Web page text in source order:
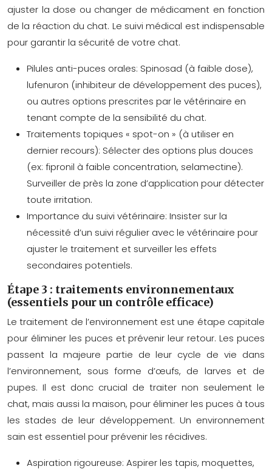
ajuster la dose ou changer de médicament en fonction
de la réaction du chat. Le suivi médical est indispensable
pour garantir la sécurité de votre chat.
Pilules anti-puces orales: Spinosad (à faible dose),
lufenuron (inhibiteur de développement des puces),
ou autres options prescrites par le vétérinaire en
tenant compte de la sensibilité du chat.
Traitements topiques « spot-on » (à utiliser en
dernier recours): Sélecter des options plus douces
(ex: fipronil à faible concentration, selamectine).
Surveiller de près la zone d’application pour détecter
toute irritation.
Importance du suivi vétérinaire: Insister sur la
nécessité d’un suivi régulier avec le vétérinaire pour
ajuster le traitement et surveiller les effets
secondaires potentiels.
Étape 3 : traitements environnementaux
(essentiels pour un contrôle efficace)
Le traitement de l’environnement est une étape capitale
pour éliminer les puces et prévenir leur retour. Les puces
passent la majeure partie de leur cycle de vie dans
l’environnement, sous forme d’œufs, de larves et de
pupes. Il est donc crucial de traiter non seulement le
chat, mais aussi la maison, pour éliminer les puces à tous
les stades de leur développement. Un environnement
sain est essentiel pour prévenir les récidives.
Aspiration rigoureuse: Aspirer les tapis, moquettes,